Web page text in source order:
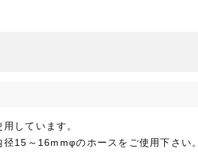
しています。
径15～16mmφのホースをご使用下さい。